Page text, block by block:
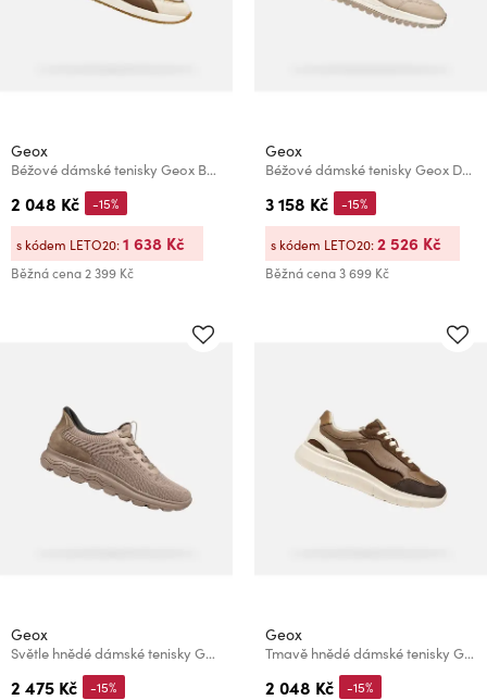
Geox
Béžové dámské tenisky Geox Bulmya
2 048 Kč
Běžná cena2 399 Kč
-15%
s kódem LETO20:1 638 Kč
Geox
Béžové dámské tenisky Geox Desya
3 158 Kč
Běžná cena3 699 Kč
-15%
s kódem LETO20:2 526 Kč
Geox
Světle hnědé dámské tenisky Geox Spherica Plus
2 475 Kč -15%
Geox
Tmavě hnědé dámské tenisky Geox Plummery
2 048 Kč -15%